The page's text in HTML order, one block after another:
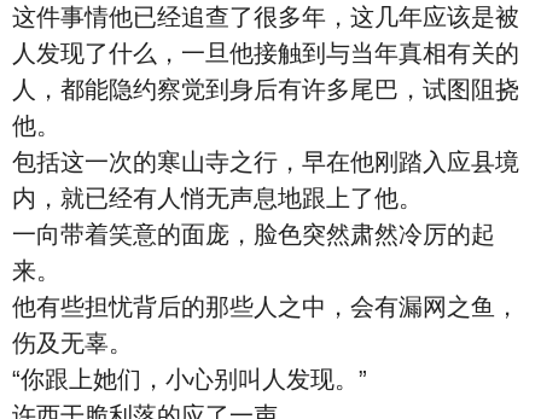
这件事情他已经追查了很多年，这几年应该是被
人发现了什么，一旦他接触到与当年真相有关的
人，都能隐约察觉到身后有许多尾巴，试图阻挠
他。
包括这一次的寒山寺之行，早在他刚踏入应县境
内，就已经有人悄无声息地跟上了他。
一向带着笑意的面庞，脸色突然肃然冷厉的起
来。
他有些担忧背后的那些人之中，会有漏网之鱼，
伤及无辜。
“你跟上她们，小心别叫人发现。”